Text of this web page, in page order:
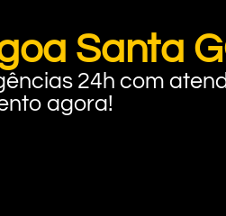
Santa
24h com
agora!